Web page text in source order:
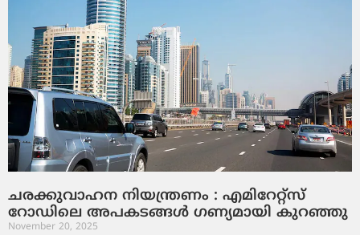
ചരക്കുവാഹന നിയന്ത്രണം : എമിറേറ്റ്സ്
റോഡിലെ അപകടങ്ങൾ ഗണ്യമായി കുറഞ്ഞു
November 20, 2025